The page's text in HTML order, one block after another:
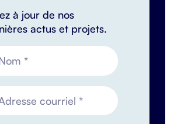
à jour de nos
actus et projets.